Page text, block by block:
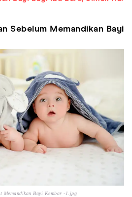
Sebelum Memandikan Bayi
Memandikan Bayi Kembar -1.jpg